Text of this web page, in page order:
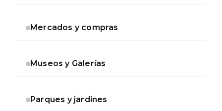
Mercados y compras
Museos y Galerías
Parques y jardines